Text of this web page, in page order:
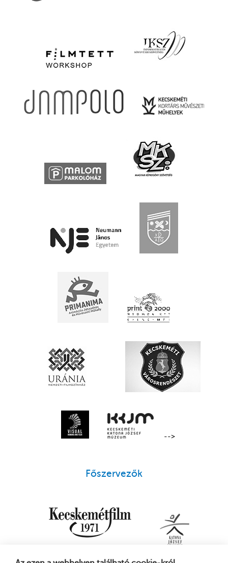
-->
Főszervezők